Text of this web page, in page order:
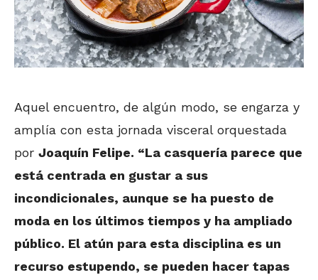
Aquel encuentro, de algún modo, se engarza y
amplía con esta jornada visceral orquestada
por Joaquín Felipe. “La casquería parece que
está centrada en gustar a sus
incondicionales, aunque se ha puesto de
moda en los últimos tiempos y ha ampliado
público. El atún para esta disciplina es un
recurso estupendo, se pueden hacer tapas